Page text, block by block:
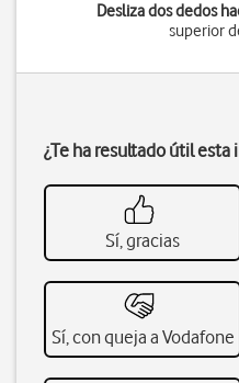
Desliza dos dedos
superior
¿Te ha resultado útil esta
Sí, gracias
Sí, con queja a Vodafone